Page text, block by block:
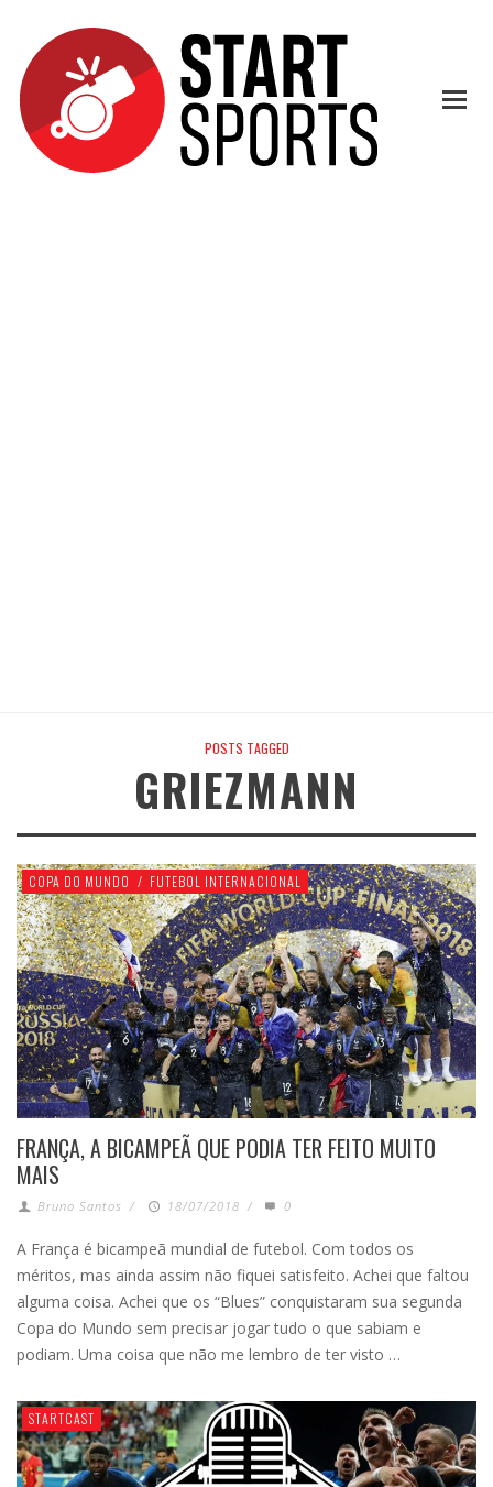
POSTS TAGGED
GRIEZMANN
COPA DO MUNDO / FUTEBOL INTERNACIONAL
FRANÇA, A BICAMPEÃ QUE PODIA TER FEITO MUITO
MAIS
Bruno Santos / 18/07/2018 / 0
A França é bicampeã mundial de futebol. Com todos os
méritos, mas ainda assim não fiquei satisfeito. Achei que faltou
alguma coisa. Achei que os “Blues” conquistaram sua segunda
Copa do Mundo sem precisar jogar tudo o que sabiam e
podiam. Uma coisa que não me lembro de ter visto …
STARTCAST